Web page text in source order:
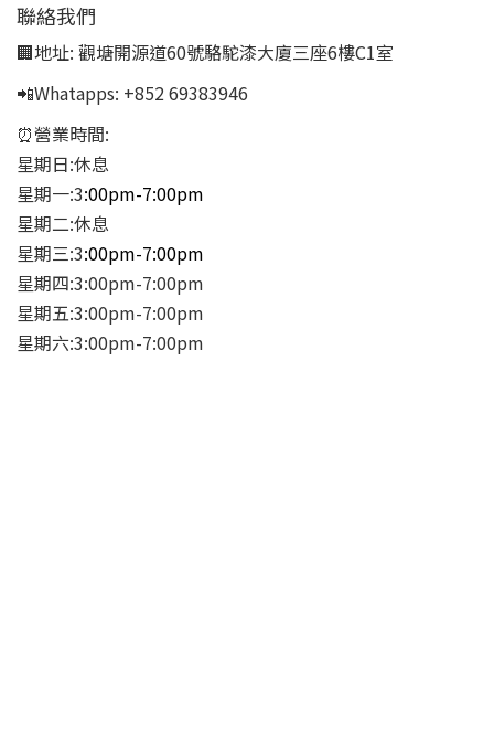
聯絡我們
🏢地址: 觀塘開源道60號駱駝漆大廈三座6樓C1室
📲Whatapps: +852 69383946
⏰營業時間:
星期日:休息
星期一:3:00pm-7:00pm
星期二:休息
星期三:3:00pm-7:00pm
星期四:3:00pm-7:00pm
星期五:3:00pm-7:00pm
星期六:3:00pm-7:00pm